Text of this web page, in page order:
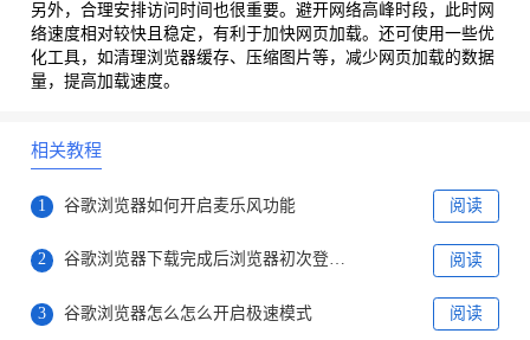
另外，合理安排访问时间也很重要。避开网络高峰时段，此时网
络速度相对较快且稳定，有利于加快网页加载。还可使用一些优
化工具，如清理浏览器缓存、压缩图片等，减少网页加载的数据
量，提高加载速度。
相关教程
1 谷歌浏览器如何开启麦乐风功能 阅读
2 谷歌浏览器下载完成后浏览器初次登录账号进阶操作教程 阅读
3 谷歌浏览器怎么怎么开启极速模式 阅读